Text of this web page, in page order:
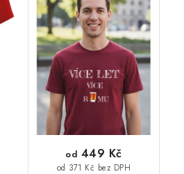
od 371 Kč bez DPH
od 449 Kč